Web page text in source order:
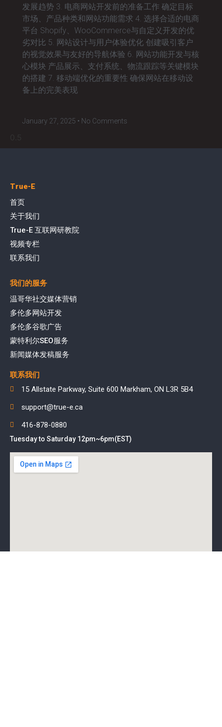
发展趋势 3. 电商网站开发前的准备工作 确定目标
市场、产品种类和网站功能需求 4. 选择合适的电商
平台 Shopify、WooCommerce与自定义开发的优
劣对比 5. 网站设计与用户体验优化 创建吸引客户
的视觉效果与友好的导航体验 6. 网站功能开发与核
心模块 产品展示、支付系统、物流跟踪等关键模块
的搭建 7. 移动端优化的重要性 确保网站在移动设
备上的完美表现
January 27, 2025 No Comments
True-E
首页
关于我们
True-E 互联网研教院
视频专栏
联系我们
我们的服务
温哥华社交媒体营销
多伦多网站开发
多伦多谷歌广告
蒙特利尔SEO服务
新闻媒体发稿服务
联系我们
15 Allstate Parkway, Suite 600 Markham, ON L3R 5B4
support@true-e.ca
416-878-0880
Tuesday to Saturday 12pm~6pm(EST)